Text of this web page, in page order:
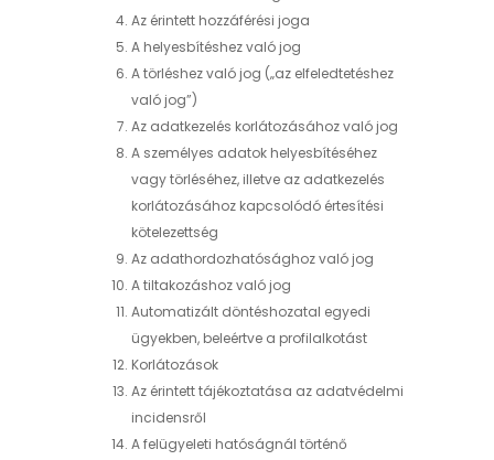
Az érintett hozzáférési joga
A helyesbítéshez való jog
A törléshez való jog („az elfeledtetéshez
való jog”)
Az adatkezelés korlátozásához való jog
A személyes adatok helyesbítéséhez
vagy törléséhez, illetve az adatkezelés
korlátozásához kapcsolódó értesítési
kötelezettség
Az adathordozhatósághoz való jog
A tiltakozáshoz való jog
Automatizált döntéshozatal egyedi
ügyekben, beleértve a profilalkotást
Korlátozások
Az érintett tájékoztatása az adatvédelmi
incidensről
A felügyeleti hatóságnál történő